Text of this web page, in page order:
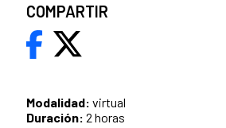
Modalidad: virtual
Duración: 2 horas
COMPARTIR